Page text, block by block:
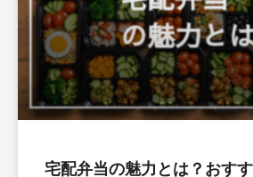
宅配弁当の魅力とは？おす